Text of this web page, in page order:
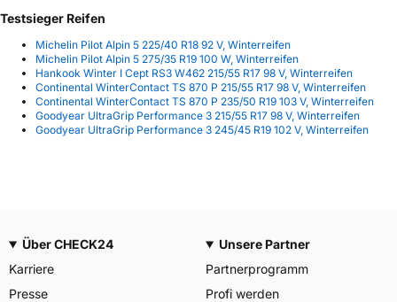
Testsieger Reifen
Michelin Pilot Alpin 5 225/40 R18 92 V, Winterreifen
Michelin Pilot Alpin 5 275/35 R19 100 W, Winterreifen
Hankook Winter I Cept RS3 W462 215/55 R17 98 V, Winterreifen
Continental WinterContact TS 870 P 215/55 R17 98 V, Winterreifen
Continental WinterContact TS 870 P 235/50 R19 103 V, Winterreifen
Goodyear UltraGrip Performance 3 215/55 R17 98 V, Winterreifen
Goodyear UltraGrip Performance 3 245/45 R19 102 V, Winterreifen
Über CHECK24
Karriere
Presse
Unsere Partner
Partnerprogramm
Profi werden